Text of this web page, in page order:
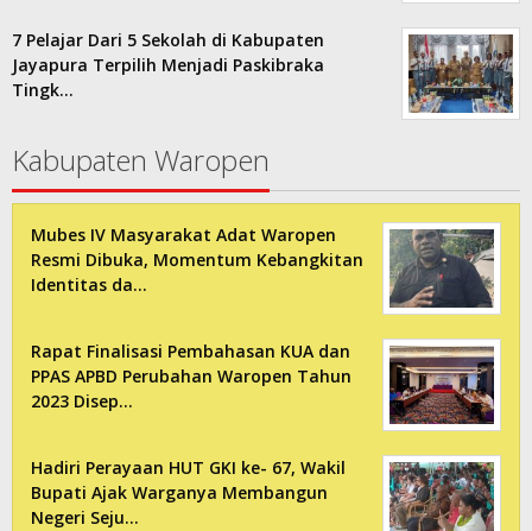
7 Pelajar Dari 5 Sekolah di Kabupaten
Jayapura Terpilih Menjadi Paskibraka
Tingk…
Kabupaten Waropen
Mubes IV Masyarakat Adat Waropen
Resmi Dibuka, Momentum Kebangkitan
Identitas da…
Rapat Finalisasi Pembahasan KUA dan
PPAS APBD Perubahan Waropen Tahun
2023 Disep…
Hadiri Perayaan HUT GKI ke- 67, Wakil
Bupati Ajak Warganya Membangun
Negeri Seju…